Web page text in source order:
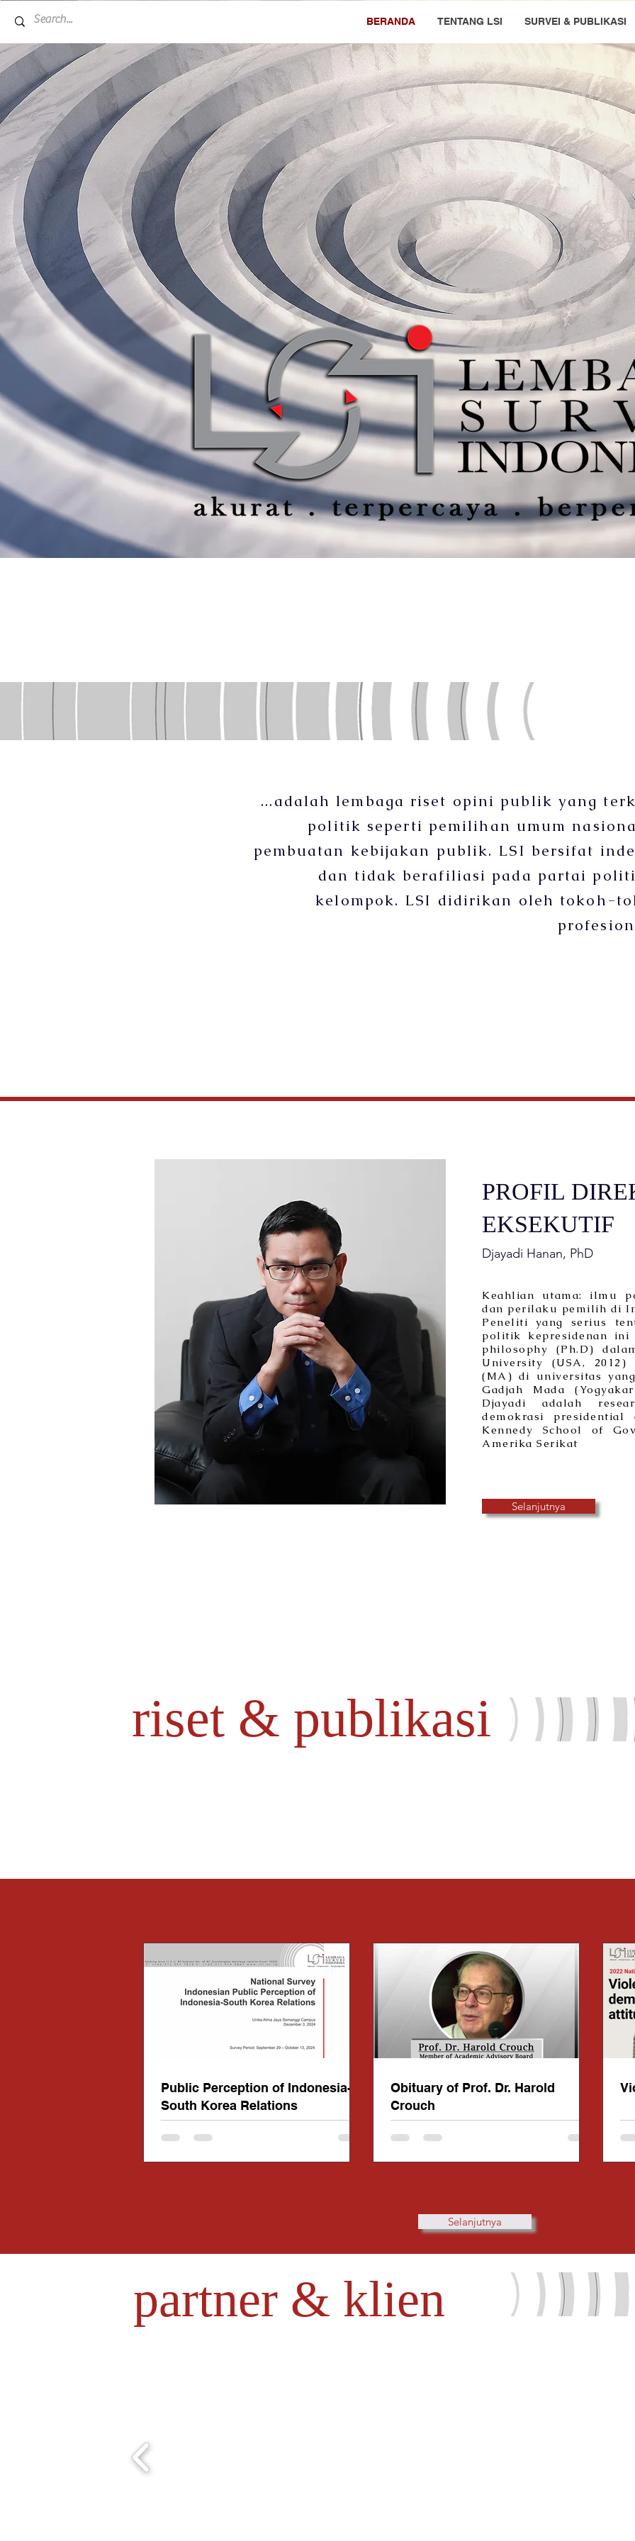
BERANDA TENTANG LSI SURVEI & PUBLIKASI
...adalah lembaga riset opini publik yang
politik seperti pemilihan umum
pembuatan kebijakan publik. LSI bersifat
dan tidak berafiliasi pada partai
kelompok. LSI didirikan oleh tokoh-
PROFIL
EKSEKUTIF
Djayadi Hanan, PhD
Keahlian utama: ilmu
dan perilaku pemilih di
Peneliti yang serius
politik kepresidenan ini
philosophy (Ph.D)
University (USA,
(MA) di universitas
Gadjah Mada
Djayadi adalah
demokrasi
Kennedy School of
Amerika Serikat
Selanjutnya
riset & publikasi
Public Perception of Indonesia-
South Korea Relations
Obituary of Prof. Dr. Harold
Crouch
Selanjutnya
partner & klien